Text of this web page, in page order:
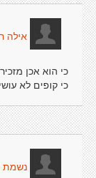
אילה
כי הוא אכן
כי קופים לא
נשמת